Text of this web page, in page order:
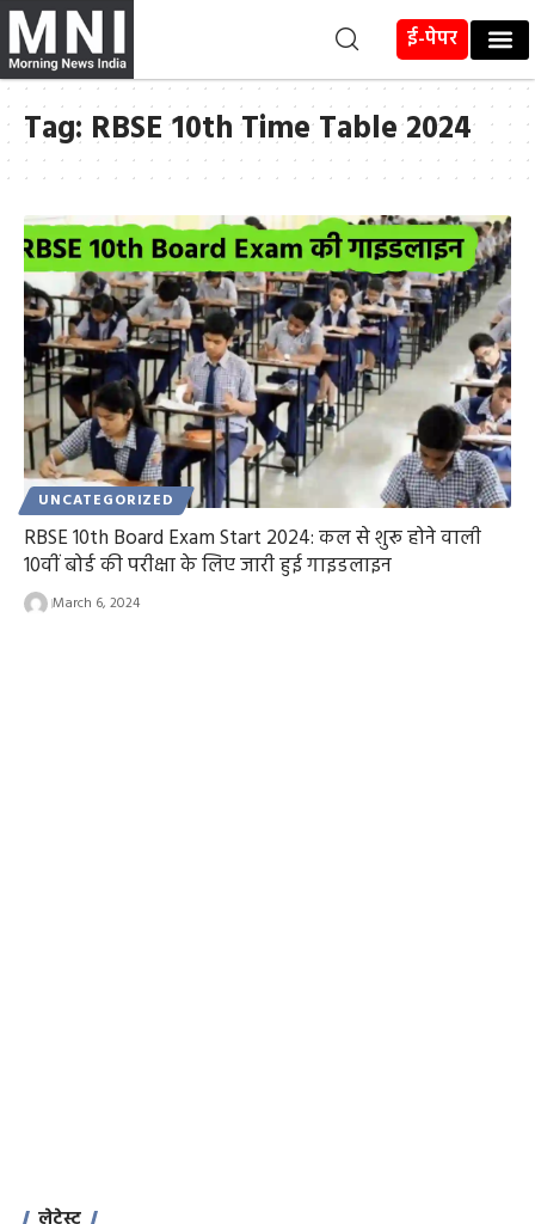
ई-पेपर
Tag: RBSE 10th Time Table 2024
UNCATEGORIZED
RBSE 10th Board Exam Start 2024: कल से शुरू होने वाली
10वीं बोर्ड की परीक्षा के लिए जारी हुई गाइडलाइन
March 6, 2024